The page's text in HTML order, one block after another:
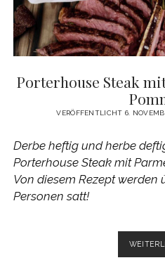
Porterhouse Steak
VERÖFFENTLICHT 6.
Derbe heftig und herbe
Porterhouse Steak mit
Von diesem Rezept werden
Personen satt!